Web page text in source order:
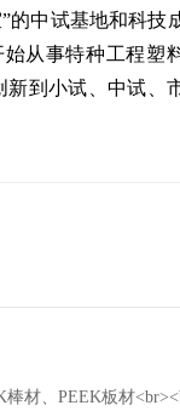
的中试基地和科技
从事特种工程塑
新到小试、中试、
棒材、PEEK板材